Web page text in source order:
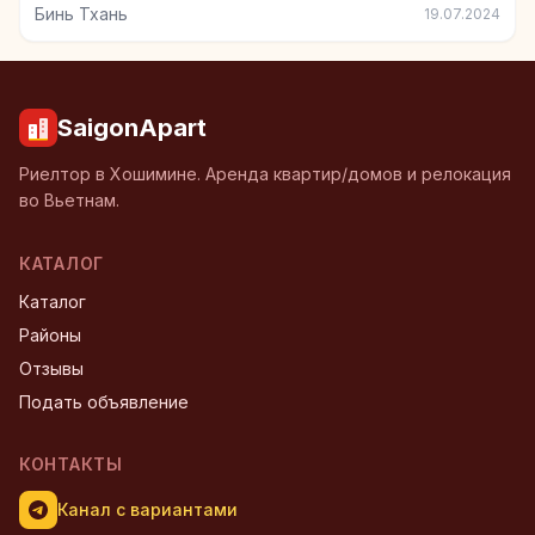
Бинь Тхань 19.07.2024
SaigonApart
Риелтор в Хошимине. Аренда квартир/домов и релокация
во Вьетнам.
КАТАЛОГ
Каталог
Районы
Отзывы
Подать объявление
КОНТАКТЫ
Канал с вариантами